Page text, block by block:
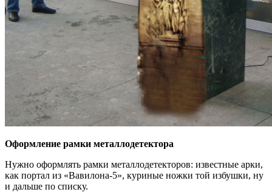
Оформление рамки металлодетектора
Нужно оформлять рамки металлодетекторов: известные арки,
как портал из «Вавилона-5», куриные ножки той избушки, ну
и дальше по списку.